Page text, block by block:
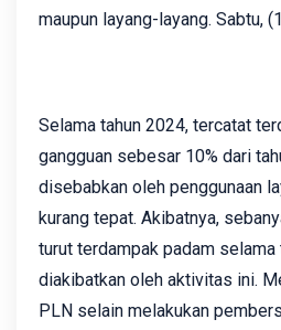
maupun layang-layang. Sabtu,
Selama tahun 2024, tercatat
gangguan sebesar 10% dari
disebabkan oleh penggunaan
kurang tepat. Akibatnya,
turut terdampak padam selama
diakibatkan oleh aktivitas ini.
PLN selain melakukan